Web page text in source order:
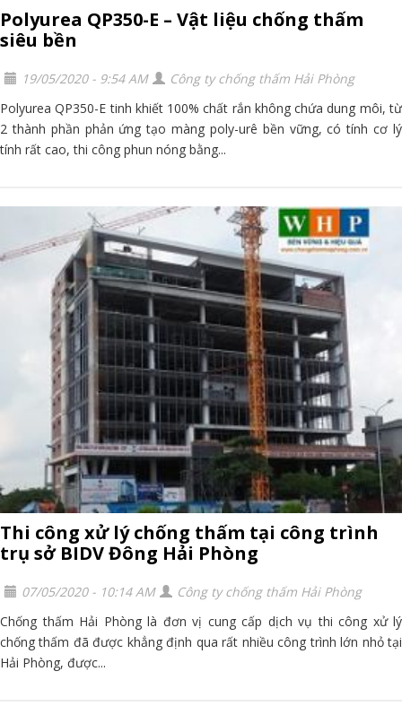
Polyurea QP350-E – Vật liệu chống thấm
siêu bền
19/05/2020 - 9:54 AM
Công ty chống thấm Hải Phòng
Polyurea QP350-E tinh khiết 100% chất rắn không chứa dung môi, từ
2 thành phần phản ứng tạo màng poly-urê bền vững, có tính cơ lý
tính rất cao, thi công phun nóng bằng...
Thi công xử lý chống thấm tại công trình
trụ sở BIDV Đông Hải Phòng
07/05/2020 - 10:14 AM
Công ty chống thấm Hải Phòng
Chống thấm Hải Phòng là đơn vị cung cấp dịch vụ thi công xử lý
chống thấm đã được khẳng định qua rất nhiều công trình lớn nhỏ tại
Hải Phòng, được...